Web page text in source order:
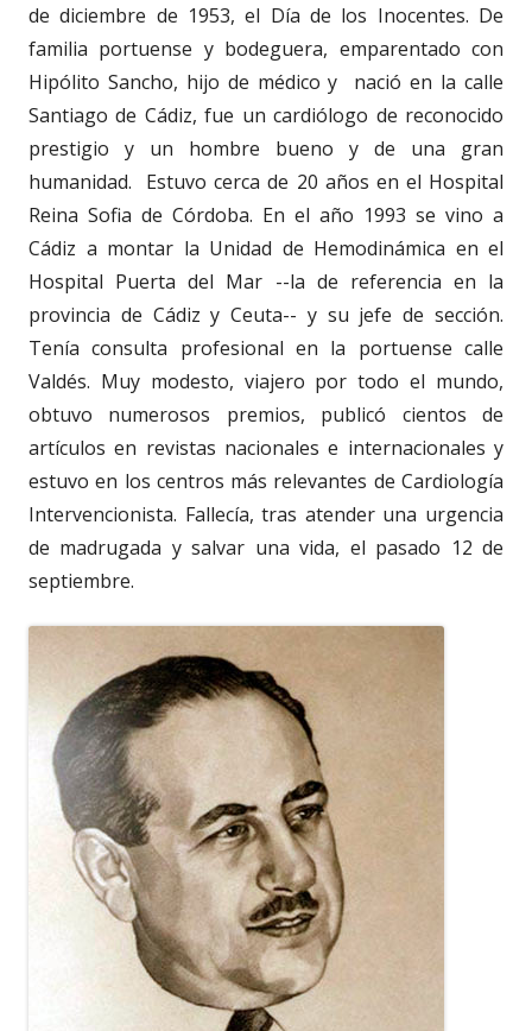
de diciembre de 1953, el Día de los Inocentes. De
familia portuense y bodeguera, emparentado con
Hipólito Sancho, hijo de médico y nació en la calle
Santiago de Cádiz, fue un cardiólogo de reconocido
prestigio y un hombre bueno y de una gran
humanidad. Estuvo cerca de 20 años en el Hospital
Reina Sofia de Córdoba. En el año 1993 se vino a
Cádiz a montar la Unidad de Hemodinámica en el
Hospital Puerta del Mar --la de referencia en la
provincia de Cádiz y Ceuta-- y su jefe de sección.
Tenía consulta profesional en la portuense calle
Valdés. Muy modesto, viajero por todo el mundo,
obtuvo numerosos premios, publicó cientos de
artículos en revistas nacionales e internacionales y
estuvo en los centros más relevantes de Cardiología
Intervencionista. Fallecía, tras atender una urgencia
de madrugada y salvar una vida, el pasado 12 de
septiembre.